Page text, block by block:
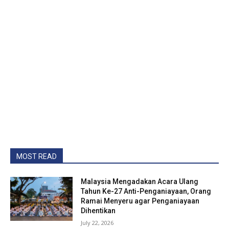
MOST READ
Malaysia Mengadakan Acara Ulang
Tahun Ke-27 Anti-Penganiayaan, Orang
Ramai Menyeru agar Penganiayaan
Dihentikan
July 22, 2026